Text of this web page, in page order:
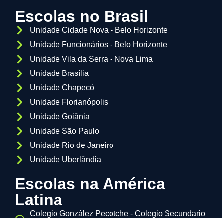
Escolas no Brasil
Unidade Cidade Nova - Belo Horizonte
Unidade Funcionários - Belo Horizonte
Unidade Vila da Serra - Nova Lima
Unidade Brasília
Unidade Chapecó
Unidade Florianópolis
Unidade Goiânia
Unidade São Paulo
Unidade Rio de Janeiro
Unidade Uberlândia
Escolas na América
Latina
Colegio González Pecotche - Colegio Secundario